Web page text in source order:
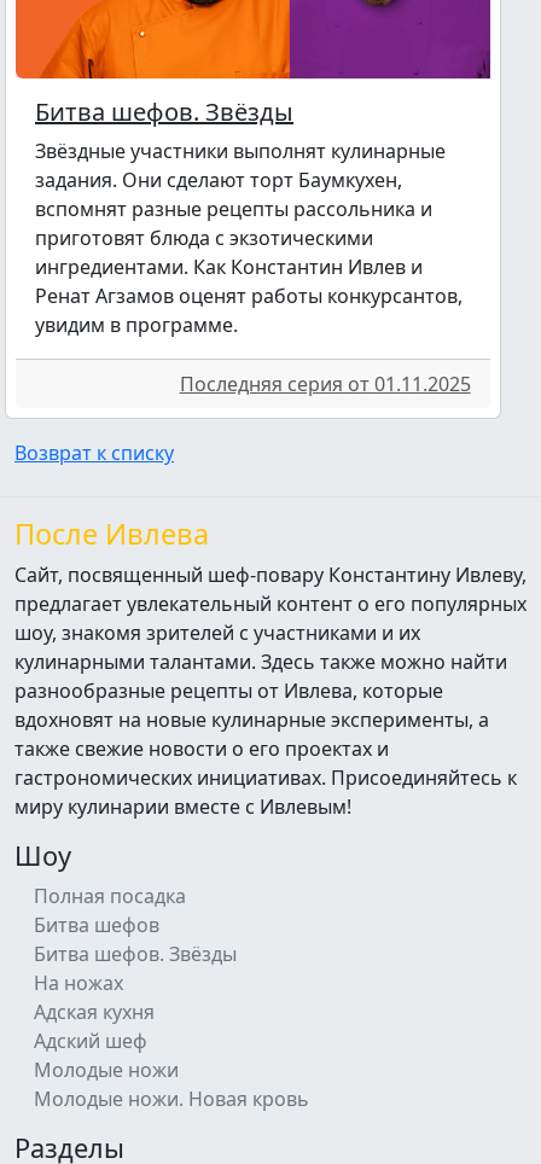
Битва шефов. Звёзды
Звёздные участники выполнят кулинарные
задания. Они сделают торт Баумкухен,
вспомнят разные рецепты рассольника и
приготовят блюда с экзотическими
ингредиентами. Как Константин Ивлев и
Ренат Агзамов оценят работы конкурсантов,
увидим в программе.
Последняя серия от 01.11.2025
Возврат к списку
После Ивлева
Сайт, посвященный шеф-повару Константину Ивлеву,
предлагает увлекательный контент о его популярных
шоу, знакомя зрителей с участниками и их
кулинарными талантами. Здесь также можно найти
разнообразные рецепты от Ивлева, которые
вдохновят на новые кулинарные эксперименты, а
также свежие новости о его проектах и
гастрономических инициативах. Присоединяйтесь к
миру кулинарии вместе с Ивлевым!
Шоу
Полная посадка
Битва шефов
Битва шефов. Звёзды
На ножах
Адская кухня
Адский шеф
Молодые ножи
Молодые ножи. Новая кровь
Разделы